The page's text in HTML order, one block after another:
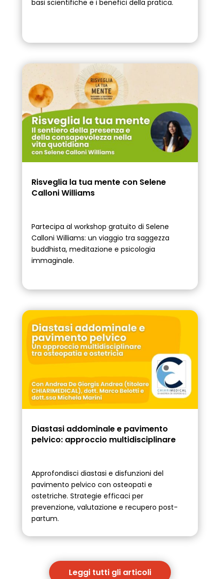
basi scientifiche e i benefici della pratica.
Risveglia la tua mente con Selene
Calloni Williams
Partecipa al workshop gratuito di Selene
Calloni Williams: un viaggio tra saggezza
buddhista, meditazione e psicologia
immaginale.
Diastasi addominale e pavimento
pelvico: approccio multidisciplinare
Approfondisci diastasi e disfunzioni del
pavimento pelvico con osteopati e
ostetriche. Strategie efficaci per
prevenzione, valutazione e recupero post-
partum.
Leggi tutti gli articoli